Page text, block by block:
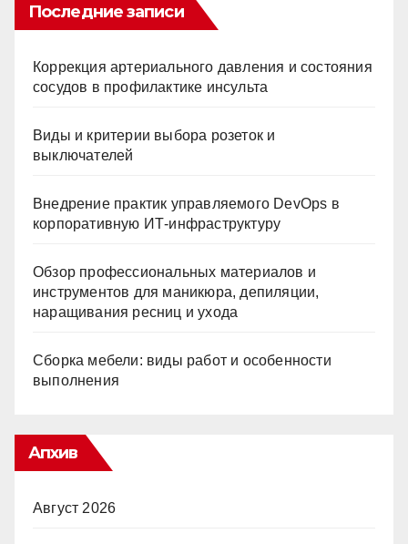
Последние записи
Коррекция артериального давления и состояния
сосудов в профилактике инсульта
Виды и критерии выбора розеток и
выключателей
Внедрение практик управляемого DevOps в
корпоративную ИТ-инфраструктуру
Обзор профессиональных материалов и
инструментов для маникюра, депиляции,
наращивания ресниц и ухода
Сборка мебели: виды работ и особенности
выполнения
Апхив
Август 2026